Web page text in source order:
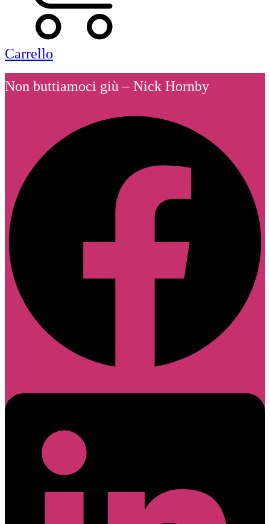
Carrello
Non buttiamoci giù – Nick Hornby